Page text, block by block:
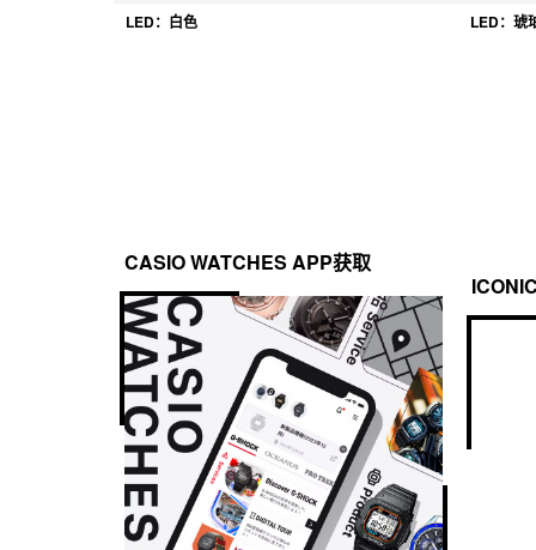
LED：白色 LED：琥
CASIO WATCHES APP获取